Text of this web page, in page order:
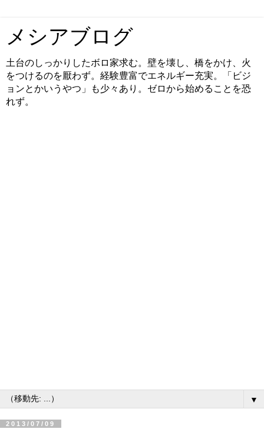
メシアブログ
土台のしっかりしたボロ家求む。壁を壊し、橋をかけ、火
をつけるのを厭わず。経験豊富でエネルギー充実。「ビジ
ョンとかいうやつ」も少々あり。ゼロから始めることを恐
れず。
▼
2013/07/09